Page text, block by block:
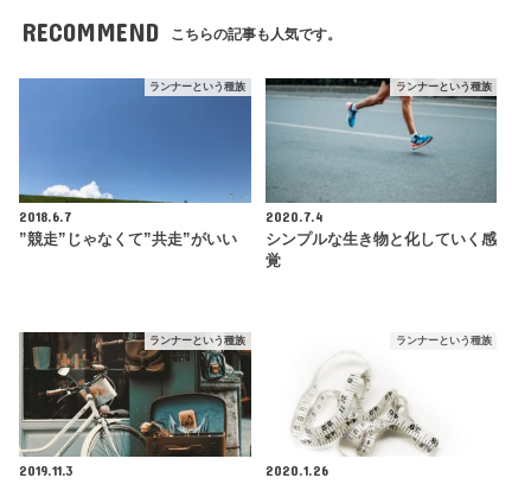
RECOMMEND こちらの記事も人気です。
ランナーという種族
2018.6.7
”競走”じゃなくて”共走”がいい
ランナーという種族
2020.7.4
シンプルな生き物と化していく感
覚
ランナーという種族
2019.11.3
ランナーという種族
2020.1.26